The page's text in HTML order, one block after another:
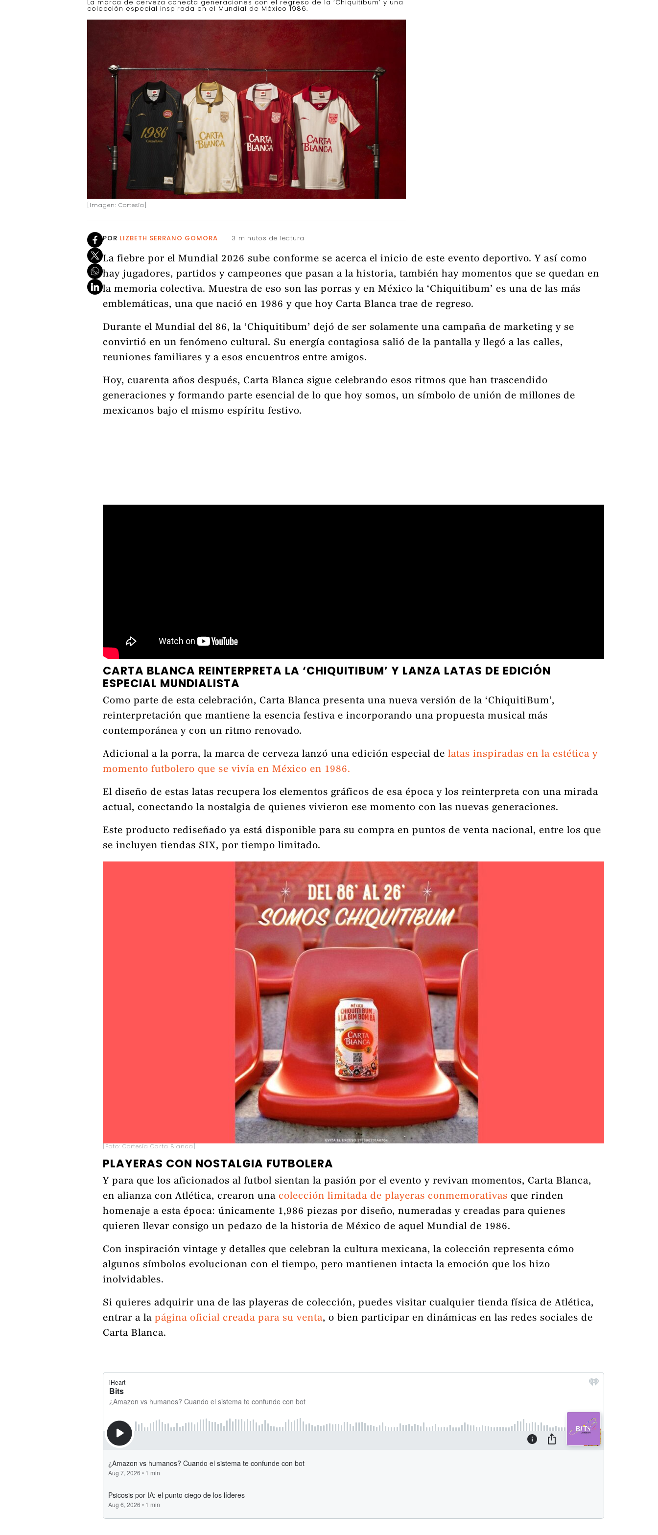
La marca de cerveza conecta generaciones con el regreso de la ‘Chiquitibum’ y una
colección especial inspirada en el Mundial de México 1986.
[Imagen: Cortesía]
POR LIZBETH SERRANO GOMORA 3 minutos de lectura
La fiebre por el Mundial 2026 sube conforme se acerca el inicio de este evento deportivo. Y así como
hay jugadores, partidos y campeones que pasan a la historia, también hay momentos que se quedan en
la memoria colectiva. Muestra de eso son las porras y en México la ‘Chiquitibum’ es una de las más
emblemáticas, una que nació en 1986 y que hoy Carta Blanca trae de regreso.
Durante el Mundial del 86, la ‘Chiquitibum’ dejó de ser solamente una campaña de marketing y se
convirtió en un fenómeno cultural. Su energía contagiosa salió de la pantalla y llegó a las calles,
reuniones familiares y a esos encuentros entre amigos.
Hoy, cuarenta años después, Carta Blanca sigue celebrando esos ritmos que han trascendido
generaciones y formando parte esencial de lo que hoy somos, un símbolo de unión de millones de
mexicanos bajo el mismo espíritu festivo.
CARTA BLANCA REINTERPRETA LA ‘CHIQUITIBUM’ Y LANZA LATAS DE EDICIÓN
ESPECIAL MUNDIALISTA
Como parte de esta celebración, Carta Blanca presenta una nueva versión de la ‘ChiquitiBum’,
reinterpretación que mantiene la esencia festiva e incorporando una propuesta musical más
contemporánea y con un ritmo renovado.
Adicional a la porra, la marca de cerveza lanzó una edición especial de latas inspiradas en la estética y
momento futbolero que se vivía en México en 1986.
El diseño de estas latas recupera los elementos gráficos de esa época y los reinterpreta con una mirada
actual, conectando la nostalgia de quienes vivieron ese momento con las nuevas generaciones.
Este producto rediseñado ya está disponible para su compra en puntos de venta nacional, entre los que
se incluyen tiendas SIX, por tiempo limitado.
[Foto: Cortesía Carta Blanca]
PLAYERAS CON NOSTALGIA FUTBOLERA
Y para que los aficionados al futbol sientan la pasión por el evento y revivan momentos, Carta Blanca,
en alianza con Atlética, crearon una colección limitada de playeras conmemorativas que rinden
homenaje a esta época: únicamente 1,986 piezas por diseño, numeradas y creadas para quienes
quieren llevar consigo un pedazo de la historia de México de aquel Mundial de 1986.
Con inspiración vintage y detalles que celebran la cultura mexicana, la colección representa cómo
algunos símbolos evolucionan con el tiempo, pero mantienen intacta la emoción que los hizo
inolvidables.
Si quieres adquirir una de las playeras de colección, puedes visitar cualquier tienda física de Atlética,
entrar a la página oficial creada para su venta, o bien participar en dinámicas en las redes sociales de
Carta Blanca.